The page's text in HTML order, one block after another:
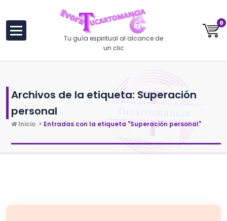
Tu guía espiritual al alcance de
un clic
0
Archivos de la etiqueta: Superación
personal
Inicio > Entradas con la etiqueta "Superación personal"